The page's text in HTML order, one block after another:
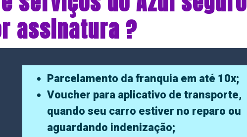
assinatura ?
Parcelamento da franquia em até 10x;
Voucher para aplicativo de transporte,
quando seu carro estiver no reparo ou
aguardando indenização;